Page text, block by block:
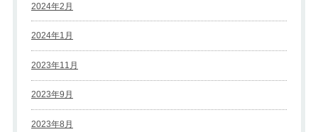
2024年2月
2024年1月
2023年11月
2023年9月
2023年8月